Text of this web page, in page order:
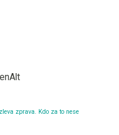
zprava. Kdo za to nese